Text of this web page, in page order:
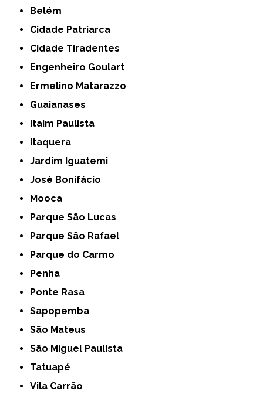
Belém
Cidade Patriarca
Cidade Tiradentes
Engenheiro Goulart
Ermelino Matarazzo
Guaianases
Itaim Paulista
Itaquera
Jardim Iguatemi
José Bonifácio
Mooca
Parque São Lucas
Parque São Rafael
Parque do Carmo
Penha
Ponte Rasa
Sapopemba
São Mateus
São Miguel Paulista
Tatuapé
Vila Carrão